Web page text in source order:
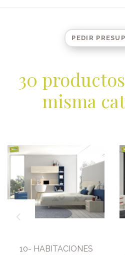
PEDIR
30
misma
10- HABITACIONES